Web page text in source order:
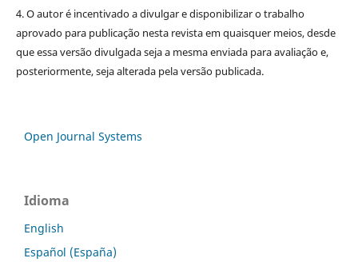
4. O autor é incentivado a divulgar e disponibilizar o trabalho
aprovado para publicação nesta revista em quaisquer meios, desde
que essa versão divulgada seja a mesma enviada para avaliação e,
posteriormente, seja alterada pela versão publicada.
Open Journal Systems
Idioma
English
Español (España)